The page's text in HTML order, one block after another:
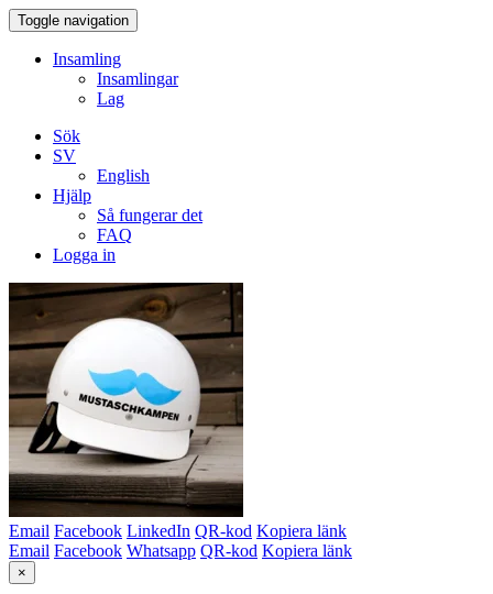
Toggle navigation
Insamling
Insamlingar
Lag
Sök
SV
English
Hjälp
Så fungerar det
FAQ
Logga in
Email Facebook LinkedIn QR-kod Kopiera länk
Email Facebook Whatsapp QR-kod Kopiera länk
×